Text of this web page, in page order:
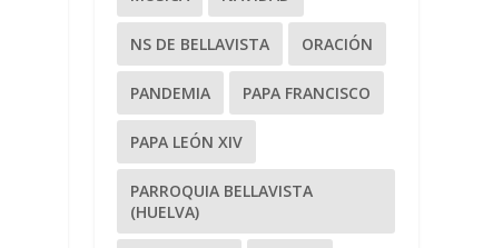
NS DE BELLAVISTA ORACIÓN
PANDEMIA PAPA FRANCISCO
PAPA LEÓN XIV
PARROQUIA BELLAVISTA
(HUELVA)